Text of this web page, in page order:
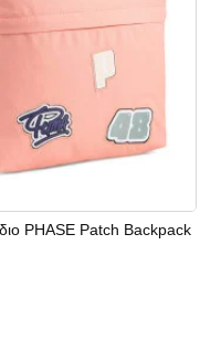
PHASE Patch Backpack